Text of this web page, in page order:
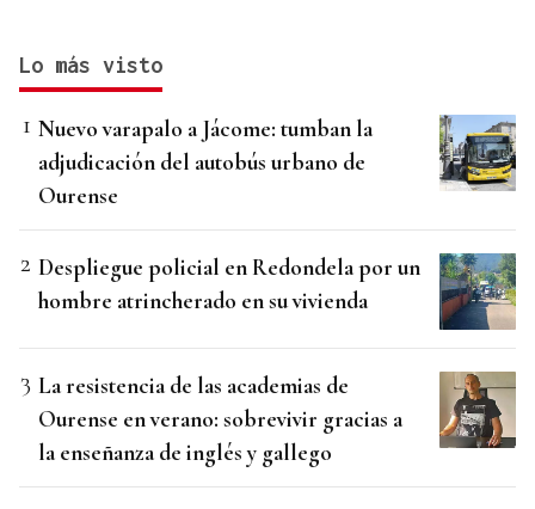
Lo más visto
Nuevo varapalo a Jácome: tumban la
adjudicación del autobús urbano de
Ourense
Despliegue policial en Redondela por un
hombre atrincherado en su vivienda
La resistencia de las academias de
Ourense en verano: sobrevivir gracias a
la enseñanza de inglés y gallego